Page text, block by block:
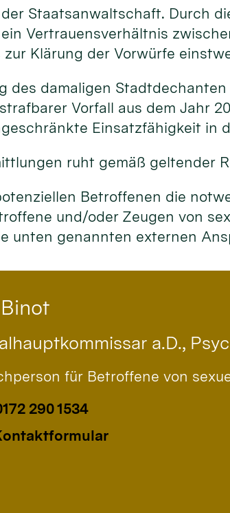
Staatsanwaltschaft. Durch
Vertrauensverhältnis
Klärung der Vorwürfe
des damaligen
Vorfall aus dem Jahr
Einsatzfähigkeit in
ruht gemäß geltender
Betroffenen die
und/oder Zeugen von
unten genannten externen
Binot
a.D.,
für Betroffene von
290 1534